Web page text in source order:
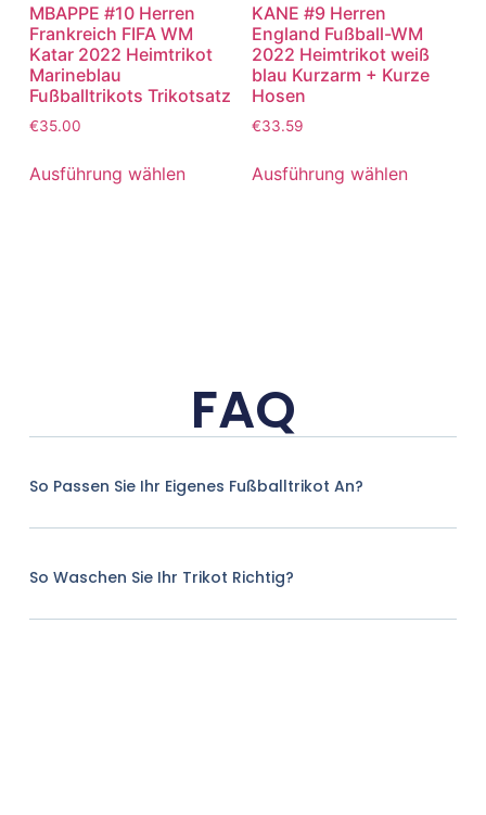
MBAPPE #10 Herren
Frankreich FIFA WM
Katar 2022 Heimtrikot
Marineblau
Fußballtrikots Trikotsatz
€35.00
Ausführung wählen
KANE #9 Herren
England Fußball-WM
2022 Heimtrikot weiß
blau Kurzarm + Kurze
Hosen
€33.59
Ausführung wählen
FAQ
So Passen Sie Ihr Eigenes Fußballtrikot An?
So Waschen Sie Ihr Trikot Richtig?